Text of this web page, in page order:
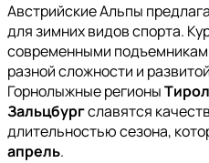
Австрийские Альпы
для зимних видов спорта.
современными
разной сложности и
Горнолыжные регионы
Зальцбургславятся
длительностью сезона,
апрель.